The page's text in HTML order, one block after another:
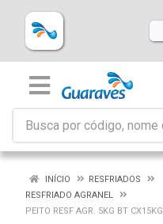
INÍCIO
RESFRIADOS
RESFRIADO AGRANEL
PEITO RESF AGR. 5KG BT CX15KG